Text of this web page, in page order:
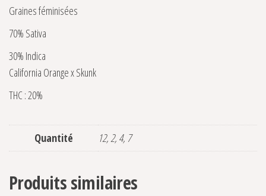
Graines féminisées
70% Sativa
30% Indica
California Orange x Skunk
THC : 20%
Quantité 12, 2, 4, 7
Produits similaires